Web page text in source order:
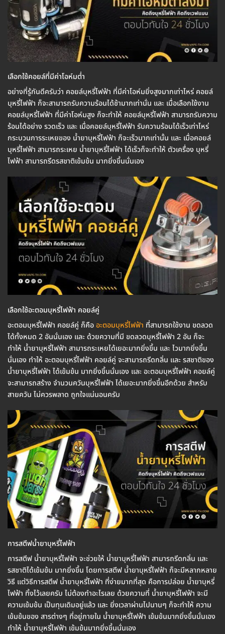
เลือกใช้คอยล์ที่มีค่าโอห์มต่ำ
อย่างที่รู้กันดีครับว่า คอยล์บุหรี่ไฟฟ้า ที่มีค่าโอห์มยิ่งสูงมากเท่าไหร่ คอยล์
บุหรี่ไฟฟ้า ก็จะสามารถรับความร้อนได้ช้ามากเท่านั่น และ เมื่อเลือกใช้งาน
คอยล์บุหรี่ไฟฟ้า ที่มีค่าโอห์มสูง ก็จะทำให้ คอยล์บุหรี่ไฟฟ้า สามารถรับความ
ร้อนได้อย่าง รวดเร็ว และ เมื่อคอยล์บุหรี่ไฟฟ้า รับความร้อนได้เร็วเท่าไหร่
กระบวนการระเหยของ น้ำยาบุหรี่ไฟฟ้า ก็จะเร็วมากเท่านั้น และ เมื่อคอยล์
บุหรี่ไฟฟ้า สามารถระเหย น้ำยาบุหรี่ไฟฟ้า ได้เร็วก็จะทำให้ ตัวเครื่อง บุหรี่
ไฟฟ้า สามารถรีดรสชาติเข้มข้น มากยิ่งขึ้นนั่นเอง
เลือกใช้อะตอมบุหรี่ไฟฟ้า คอยล์คู่
อะตอมบุหรี่ไฟฟ้า คอยล์คู่ ก็คืออะตอมบุหรี่ไฟฟ้า ที่สามารถใช้งาน ขดลวด
ได้ทั้งหมด 2 อันนั่นเอง และ ด้วยความที่มี ขดลวดบุหรี่ไฟฟ้า 2 อัน ก็จะ
ทำให้ น้ำยาบุหรี่ไฟฟ้า สามารถระเหยได้เยอะมากยิ่งขึ้น และ ไวมากยิ่งขึ้น
นั่นเอง ทำให้ อะตอมบุหรี่ไฟฟ้า คอยล์คู่ จะสามารถรีดกลิ่น และ รสชาติของ
น้ำยาบุหรี่ไฟฟ้า ได้เข้มข้น มากยิ่งขึ้นนั่นเอง และ อะตอมบุหรี่ไฟฟ้า คอยล์คู่
จะสามารถสร้าง จำนวนควันบุหรี่ไฟฟ้า ได้เยอะมากยิ่งขึ้นอีกด้วย สำหรับ
สายควัน ไม่ควรพลาด ถูกใจแน่นอนครับ
การสตีฟน้ำยาบุหรี่ไฟฟ้า
การสตีฟ น้ำยาบุหรี่ไฟฟ้า จะช่วยให้ น้ำยาบุหรี่ไฟฟ้า สามารถรีดกลิ่น และ
รสชาติได้เข้มข้น มากยิ่งขึ้น โดยการสตีฟ น้ำยาบุหรี่ไฟฟ้า ก็จะมีหลากหลาย
วิธี แต่วิธีการสตีฟ น้ำยาบุหรี่ไฟฟ้า ที่ง่ายมากที่สุด คือการปล่อย น้ำยาบุหรี่
ไฟฟ้า ทิ้งไว้เลยครับ ไม่ต้องทำอะไรเลย ด้วยความที่ น้ำยาบุหรี่ไฟฟ้า จะมี
ความเข้มข้น เป็นทุนเดิมอยู่แล้ว และ ยิ่งเวลาผ่านไปนานๆ ก็จะทำให้ ความ
เข้มข้นของ สารต่างๆ ที่อยู่ภายใน น้ำยาบุหรี่ไฟฟ้า เข้มข้นมากยิ่งขึ้นนั่นเอง
ทำให้ น้ำยาบุหรี่ไฟฟ้า เข้มข้นมากยิ่งขึ้นนั่นเอง